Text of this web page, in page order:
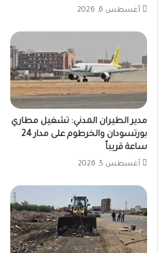
أغسطس 6, 2026
مدير الطيران المدني: تشغيل مطاري
بورتسودان والخرطوم على مدار 24
ساعة قريباً
أغسطس 5, 2026